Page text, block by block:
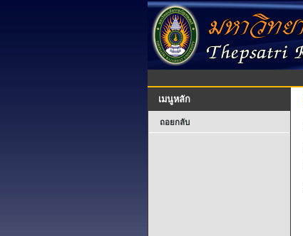
เมนูหลัก
ถอยกลับ